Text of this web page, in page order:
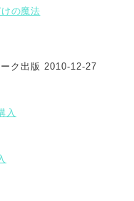
の魔法
ク出版 2010-12-27
入